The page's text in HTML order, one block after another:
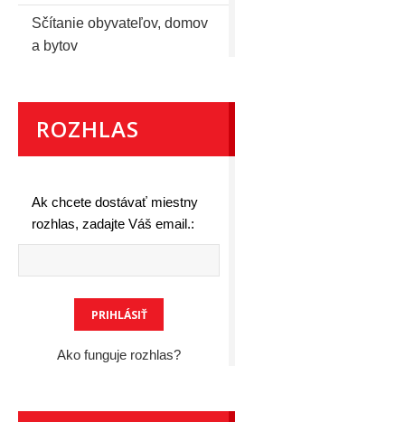
Sčítanie obyvateľov, domov
a bytov
ROZHLAS
Ak chcete dostávať miestny
rozhlas, zadajte Váš email.:
Ako funguje rozhlas?